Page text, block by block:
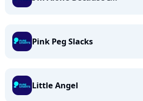
Pink Peg Slacks
Little Angel